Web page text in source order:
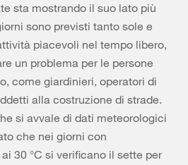
sta mostrando il suo lato più
sono previsti tanto sole e
piacevoli nel tempo libero,
un problema per le persone
come giardinieri, operatori di
alla costruzione di strade.
si avvale di dati meteorologici
che nei giorni con
30 °C si verificano il sette per